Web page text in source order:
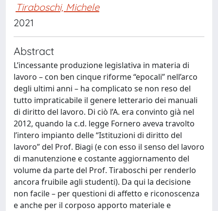
Tiraboschi, Michele
2021
Abstract
L’incessante produzione legislativa in materia di
lavoro – con ben cinque riforme “epocali” nell’arco
degli ultimi anni – ha complicato se non reso del
tutto impraticabile il genere letterario dei manuali
di diritto del lavoro. Di ciò l’A. era convinto già nel
2012, quando la c.d. legge Fornero aveva travolto
l’intero impianto delle “Istituzioni di diritto del
lavoro” del Prof. Biagi (e con esso il senso del lavoro
di manutenzione e costante aggiornamento del
volume da parte del Prof. Tiraboschi per renderlo
ancora fruibile agli studenti). Da qui la decisione
non facile – per questioni di affetto e riconoscenza
e anche per il corposo apporto materiale e